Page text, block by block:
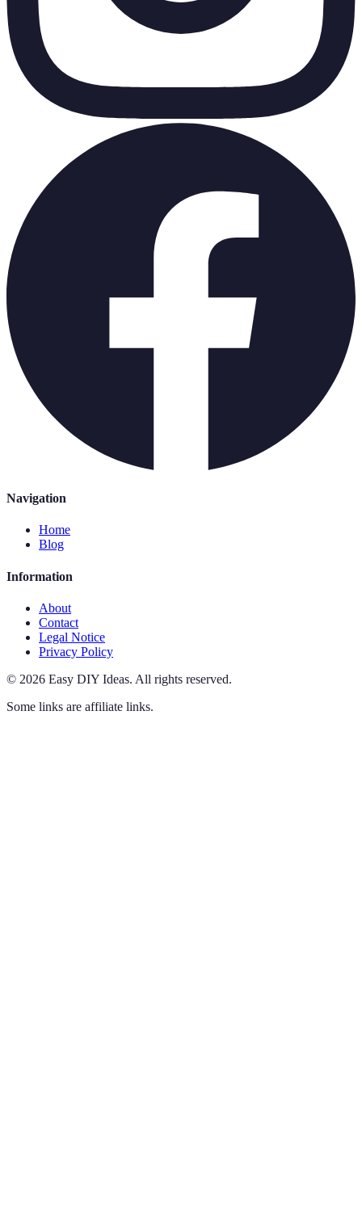
Navigation
Home
Blog
Information
About
Contact
Legal Notice
Privacy Policy
© 2026 Easy DIY Ideas. All rights reserved.
Some links are affiliate links.